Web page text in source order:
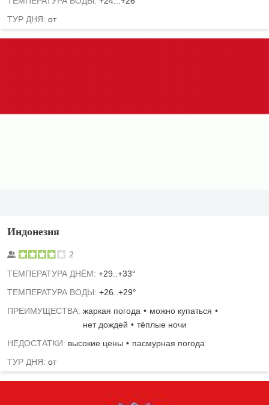
ТУР ДНЯ: от
Индонезия
2
TЕМПЕРАТУРА ДНЁМ: +29..+33°
ТЕМПЕРАТУРА ВОДЫ: +26..+29°
ПРЕИМУЩЕСТВА: жаркая погода
можно купаться
нет дождей
тёплые ночи
НЕДОСТАТКИ: высокие цены
пасмурная погода
ТУР ДНЯ: от